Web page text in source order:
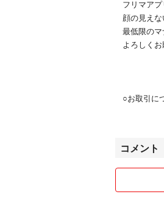
フリマア
顔の見え
最低限の
よろしくお
○お取引に
お返事は夜
早めの返
商品発送
コメント